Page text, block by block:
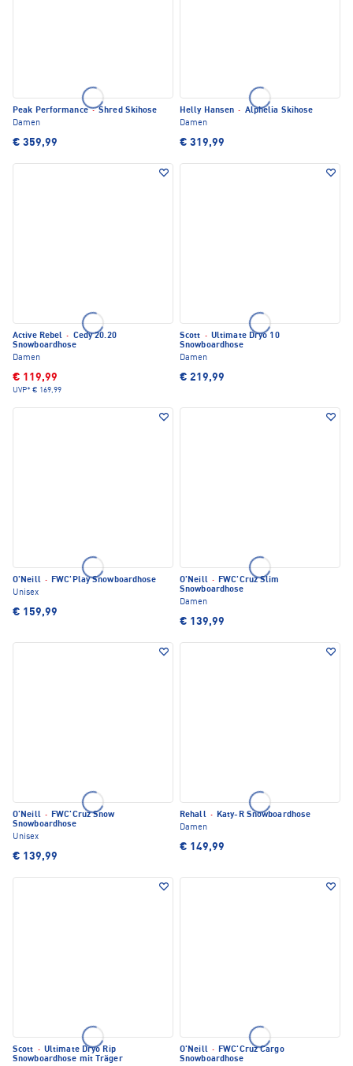
Peak Performance·Shred Skihose
Damen
€ 359,99
Helly Hansen · Alphelia Skihose
Damen
€ 319,99
Active Rebel · Cedy 20.20
Snowboardhose
Damen
€ 119,99
UVP* € 169,99
Scott · Ultimate Dryo 10
Snowboardhose
Damen
€ 219,99
O'Neill · FWC'Play Snowboardhose
Unisex
€ 159,99
O'Neill · FWC'Cruz Slim
Snowboardhose
Damen
€ 139,99
O'Neill · FWC'Cruz Snow
Snowboardhose
Unisex
€ 139,99
Rehall · Katy-R Snowboardhose
Damen
€ 149,99
Scott · Ultimate Dryo Rip
Snowboardhose mit Träger
O'Neill · FWC'Cruz Cargo
Snowboardhose